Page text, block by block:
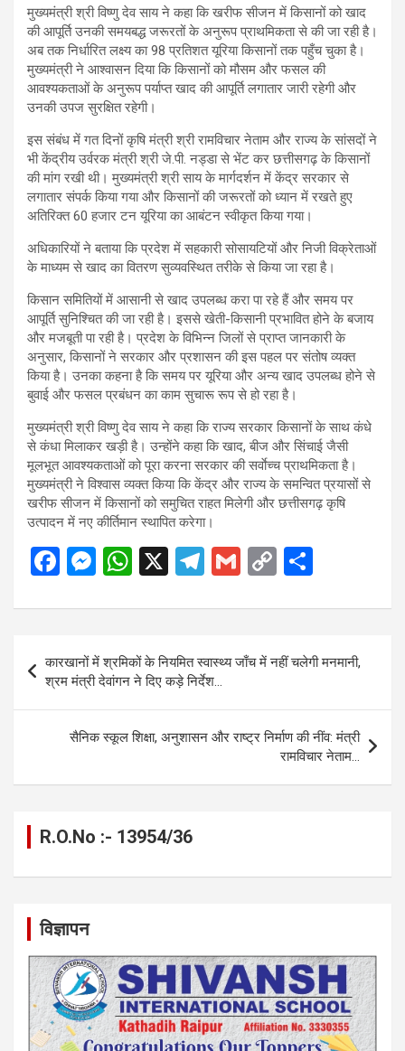
मुख्यमंत्री श्री विष्णु देव साय ने कहा कि खरीफ सीजन में किसानों को खाद
की आपूर्ति उनकी समयबद्ध जरूरतों के अनुरूप प्राथमिकता से की जा रही है।
अब तक निर्धारित लक्ष्य का 98 प्रतिशत यूरिया किसानों तक पहुँच चुका है।
मुख्यमंत्री ने आश्वासन दिया कि किसानों को मौसम और फसल की
आवश्यकताओं के अनुरूप पर्याप्त खाद की आपूर्ति लगातार जारी रहेगी और
उनकी उपज सुरक्षित रहेगी।
इस संबंध में गत दिनों कृषि मंत्री श्री रामविचार नेताम और राज्य के सांसदों ने
भी केंद्रीय उर्वरक मंत्री श्री जे.पी. नड्डा से भेंट कर छत्तीसगढ़ के किसानों
की मांग रखी थी। मुख्यमंत्री श्री साय के मार्गदर्शन में केंद्र सरकार से
लगातार संपर्क किया गया और किसानों की जरूरतों को ध्यान में रखते हुए
अतिरिक्त 60 हजार टन यूरिया का आबंटन स्वीकृत किया गया।
अधिकारियों ने बताया कि प्रदेश में सहकारी सोसायटियों और निजी विक्रेताओं
के माध्यम से खाद का वितरण सुव्यवस्थित तरीके से किया जा रहा है।
किसान समितियों में आसानी से खाद उपलब्ध करा पा रहे हैं और समय पर
आपूर्ति सुनिश्चित की जा रही है। इससे खेती-किसानी प्रभावित होने के बजाय
और मजबूती पा रही है। प्रदेश के विभिन्न जिलों से प्राप्त जानकारी के
अनुसार, किसानों ने सरकार और प्रशासन की इस पहल पर संतोष व्यक्त
किया है। उनका कहना है कि समय पर यूरिया और अन्य खाद उपलब्ध होने से
बुवाई और फसल प्रबंधन का काम सुचारू रूप से हो रहा है।
मुख्यमंत्री श्री विष्णु देव साय ने कहा कि राज्य सरकार किसानों के साथ कंधे
से कंधा मिलाकर खड़ी है। उन्होंने कहा कि खाद, बीज और सिंचाई जैसी
मूलभूत आवश्यकताओं को पूरा करना सरकार की सर्वाेच्च प्राथमिकता है।
मुख्यमंत्री ने विश्वास व्यक्त किया कि केंद्र और राज्य के समन्वित प्रयासों से
खरीफ सीजन में किसानों को समुचित राहत मिलेगी और छत्तीसगढ़ कृषि
उत्पादन में नए कीर्तिमान स्थापित करेगा।
F
ce
o
o
k
M
se
n
g
er
W
at
s
A
p
p
X
T
e
a
m
G
ail
C
py
Li
n
k
ar
e
navigation
कारखानों में श्रमिकों के नियमित स्वास्थ्य जाँच में नहीं चलेगी मनमानी,
श्रम मंत्री देवांगन ने दिए कड़े निर्देश…
सैनिक स्कूल शिक्षा, अनुशासन और राष्ट्र निर्माण की नींव: मंत्री
रामविचार नेताम…
R.O.No :- 13954/36
विज्ञापन